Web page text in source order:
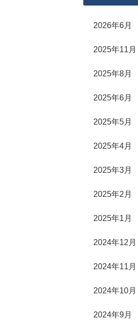
2026年6月
2025年11月
2025年8月
2025年6月
2025年5月
2025年4月
2025年3月
2025年2月
2025年1月
2024年12月
2024年11月
2024年10月
2024年9月